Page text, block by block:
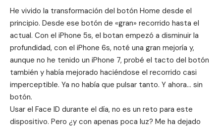
He vivido la transformación del botón Home desde el
principio. Desde ese botón de «gran» recorrido hasta el
actual. Con el iPhone 5s, el botan empezó a disminuir la
profundidad, con el iPhone 6s, noté una gran mejoría y,
aunque no he tenido un iPhone 7, probé el tacto del botón
también y había mejorado haciéndose el recorrido casi
imperceptible. Ya no había que pulsar tanto. Y ahora… sin
botón.
Usar el Face ID durante el día, no es un reto para este
dispositivo. Pero ¿y con apenas poca luz? Me ha dejado